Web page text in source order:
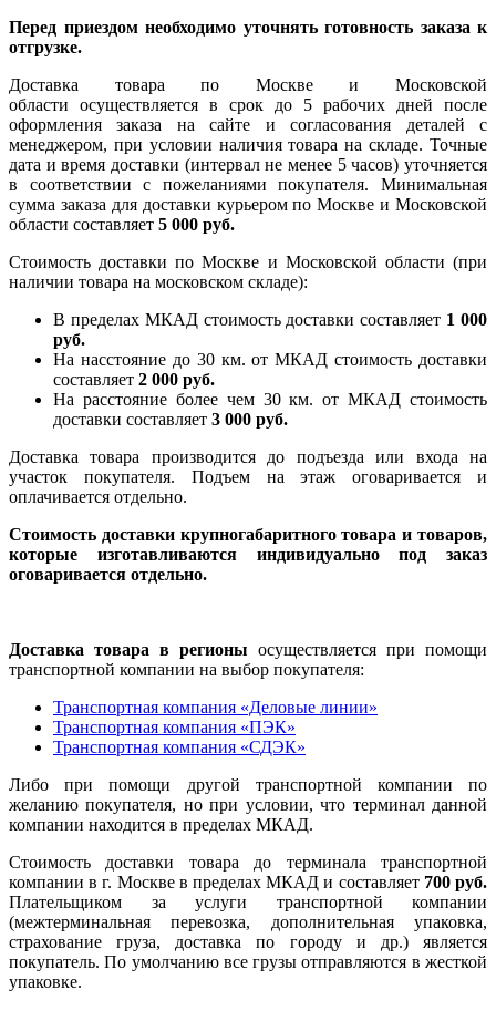
Перед приездом необходимо уточнять готовность заказа к
отгрузке.
Доставка товара по Москве и Московской
области осуществляется в срок до 5 рабочих дней после
оформления заказа на сайте и согласования деталей с
менеджером, при условии наличия товара на складе. Точные
дата и время доставки (интервал не менее 5 часов) уточняется
в соответствии с пожеланиями покупателя. Минимальная
сумма заказа для доставки курьером по Москве и Московской
области составляет 5 000 руб.
Стоимость доставки по Москве и Московской области (при
наличии товара на московском складе):
В пределах МКАД стоимость доставки составляет 1 000
руб.
На насcтояние до 30 км. от МКАД стоимость доставки
составляет 2 000 руб.
На расстояние более чем 30 км. от МКАД стоимость
доставки составляет 3 000 руб.
Доставка товара производится до подъезда или входа на
участок покупателя. Подъем на этаж оговаривается и
оплачивается отдельно.
Стоимость доставки крупногабаритного товара и товаров,
которые изготавливаются индивидуально под заказ
оговаривается отдельно.
Доставка товара в регионы осуществляется при помощи
транспортной компании на выбор покупателя:
Транспортная компания «Деловые линии»
Транспортная компания «ПЭК»
Транспортная компания «СДЭК»
Либо при помощи другой транспортной компании по
желанию покупателя, но при условии, что терминал данной
компании находится в пределах МКАД.
Стоимость доставки товара до терминала транспортной
компании в г. Москве в пределах МКАД и составляет 700 руб.
Плательщиком за услуги транспортной компании
(межтерминальная перевозка, дополнительная упаковка,
страхование груза, доставка по городу и др.) является
покупатель. По умолчанию все грузы отправляются в жесткой
упаковке.